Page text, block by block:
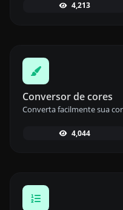
4,213
Conversor de cores
4,044